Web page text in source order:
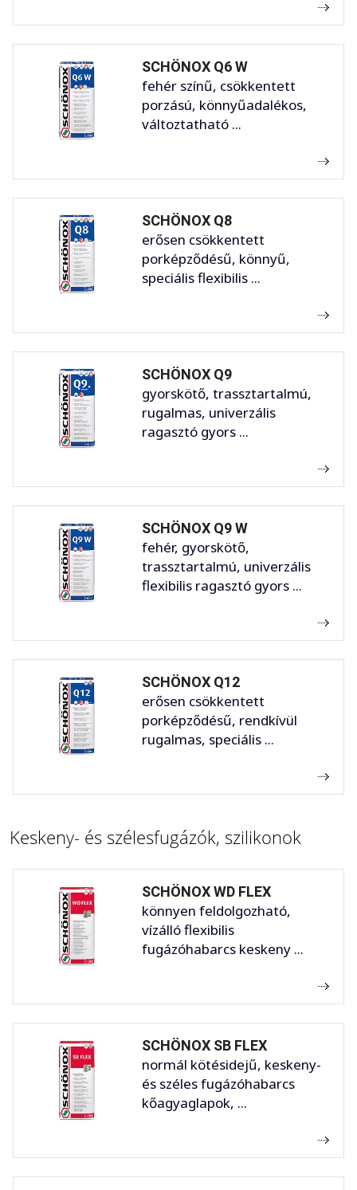
SCHÖNOX Q6 W
fehér színű, csökkentett
porzású, könnyűadalékos,
változtatható ...
SCHÖNOX Q8
erősen csökkentett
porképződésű, könnyű,
speciális flexibilis ...
SCHÖNOX Q9
gyorskötő, trassztartalmú,
rugalmas, univerzális
ragasztó gyors ...
SCHÖNOX Q9 W
fehér, gyorskötő,
trassztartalmú, univerzális
flexibilis ragasztó gyors ...
SCHÖNOX Q12
erősen csökkentett
porképződésű, rendkívül
rugalmas, speciális ...
Keskeny- és szélesfugázók, szilikonok
SCHÖNOX WD FLEX
könnyen feldolgozható,
vízálló flexibilis
fugázóhabarcs keskeny ...
SCHÖNOX SB FLEX
normál kötésidejű, keskeny-
és széles fugázóhabarcs
kőagyaglapok, ...